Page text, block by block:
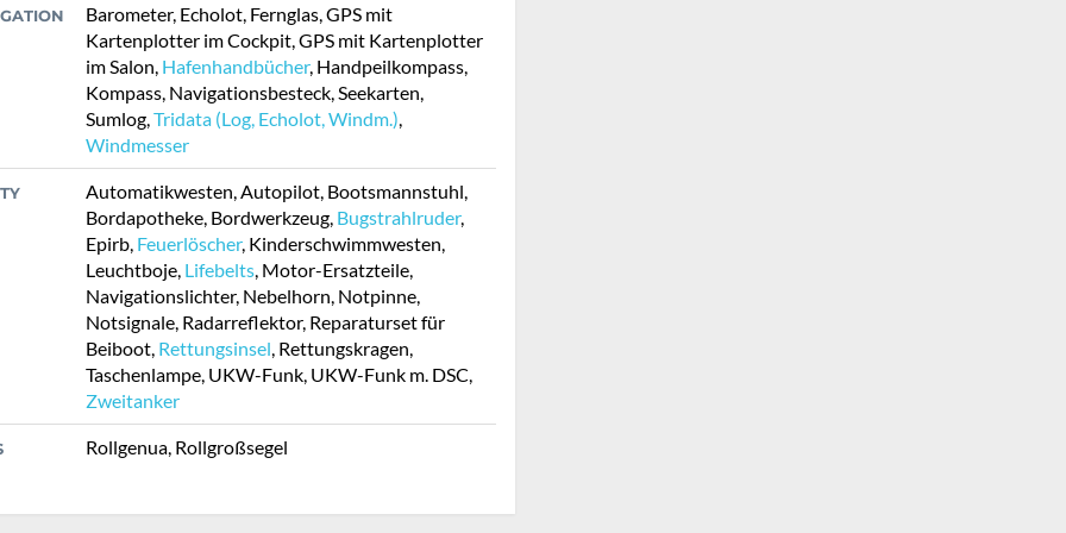
Barometer, Echolot, Fernglas, GPS mit
Kartenplotter im Cockpit, GPS mit Kartenplotter
im Salon, Hafenhandbücher, Handpeilkompass,
Kompass, Navigationsbesteck, Seekarten,
Sumlog,Tridata (Log, Echolot, Windm.),
Windmesser
Automatikwesten, Autopilot, Bootsmannstuhl,
Bordapotheke, Bordwerkzeug, Bugstrahlruder,
Epirb, Feuerlöscher, Kinderschwimmwesten,
Leuchtboje, Lifebelts, Motor-Ersatzteile,
Navigationslichter, Nebelhorn, Notpinne,
Notsignale, Radarreflektor, Reparaturset für
Beiboot, Rettungsinsel, Rettungskragen,
Taschenlampe, UKW-Funk, UKW-Funk m. DSC,
Zweitanker
Rollgenua, Rollgroßsegel